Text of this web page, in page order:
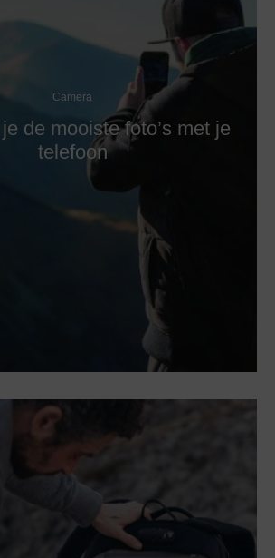
Camera
de mooiste foto’s met je
telefoon